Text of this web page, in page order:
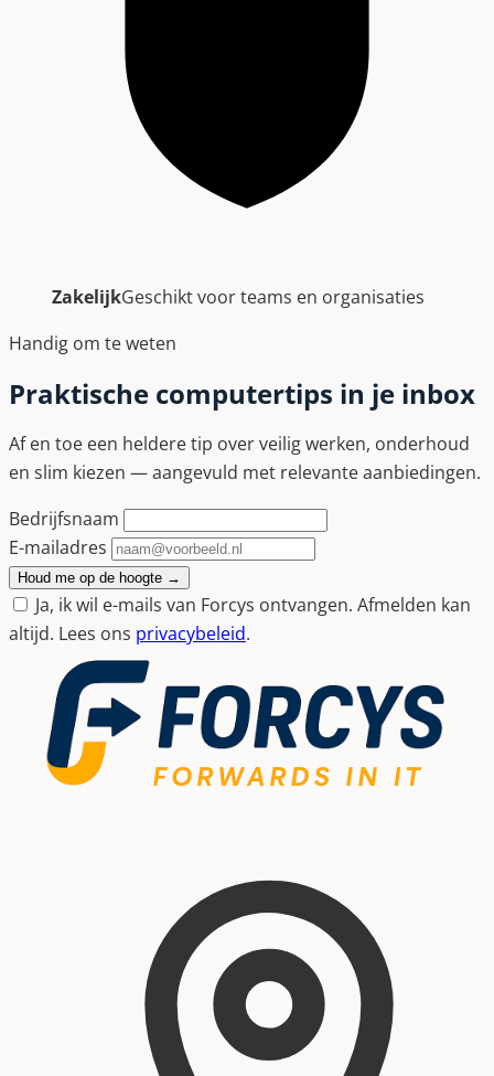
ZakelijkGeschikt voor teams en organisaties
Handig om te weten
Praktische computertips in je inbox
Af en toe een heldere tip over veilig werken, onderhoud
en slim kiezen — aangevuld met relevante aanbiedingen.
Bedrijfsnaam
E-mailadres
Houd me op de hoogte →
Ja, ik wil e-mails van Forcys ontvangen. Afmelden kan
altijd. Lees ons privacybeleid.